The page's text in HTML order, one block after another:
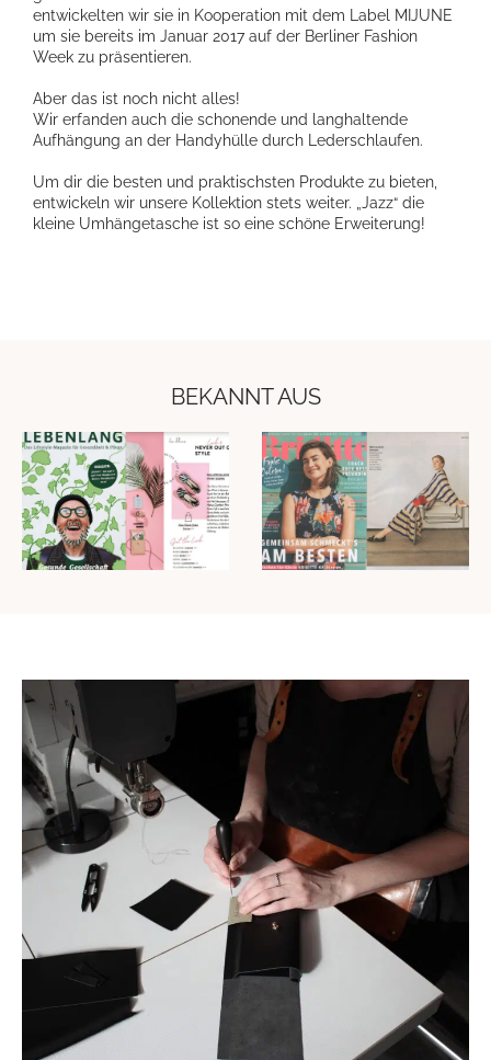
entwickelten wir sie in Kooperation mit dem Label MIJUNE
um sie bereits im Januar 2017 auf der Berliner Fashion
Week zu präsentieren.
Aber das ist noch nicht alles!
Wir erfanden auch die schonende und langhaltende
Aufhängung an der Handyhülle durch Lederschlaufen.
Um dir die besten und praktischsten Produkte zu bieten,
entwickeln wir unsere Kollektion stets weiter. „Jazz“ die
kleine Umhängetasche ist so eine schöne Erweiterung!
BEKANNT AUS